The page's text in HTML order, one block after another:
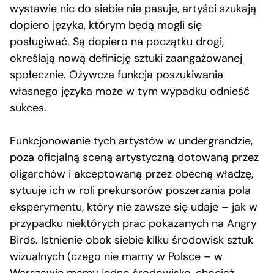
wystawie nic do siebie nie pasuje, artyści szukają
dopiero języka, którym będą mogli się
posługiwać. Są dopiero na początku drogi,
określają nową definicję sztuki zaangażowanej
społecznie. Ożywcza funkcja poszukiwania
własnego języka może w tym wypadku odnieść
sukces.
Funkcjonowanie tych artystów w undergrandzie,
poza oficjalną sceną artystyczną dotowaną przez
oligarchów i akceptowaną przez obecną władzę,
sytuuje ich w roli prekursorów poszerzania pola
eksperymentu, który nie zawsze się udaje – jak w
przypadku niektórych prac pokazanych na Angry
Birds. Istnienie obok siebie kilku środowisk sztuk
wizualnych (czego nie mamy w Polsce – w